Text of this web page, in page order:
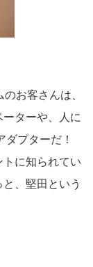
お客さんは、
ターや、人に
プターだ！
に知られてい
、堅田という